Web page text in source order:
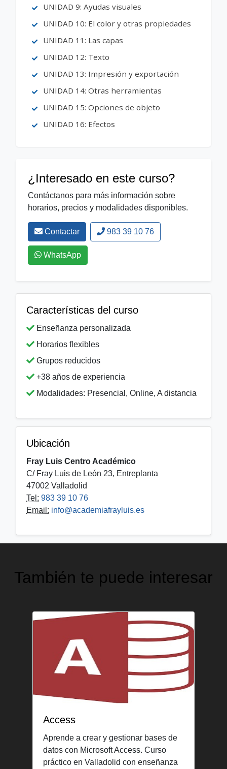
UNIDAD 9: Ayudas visuales
UNIDAD 10: El color y otras propiedades
UNIDAD 11: Las capas
UNIDAD 12: Texto
UNIDAD 13: Impresión y exportación
UNIDAD 14: Otras herramientas
UNIDAD 15: Opciones de objeto
UNIDAD 16: Efectos
¿Interesado en este curso?
Contáctanos para más información sobre
horarios, precios y modalidades disponibles.
Contactar 983 39 10 76
WhatsApp
Características del curso
Enseñanza personalizada
Horarios flexibles
Grupos reducidos
+38 años de experiencia
Modalidades: Presencial, Online, A distancia
Ubicación
Fray Luis Centro Académico
C/ Fray Luis de León 23, Entreplanta
47002 Valladolid
Tel: 983 39 10 76
Email: info@academiafrayluis.es
También te puede interesar
Access
Aprende a crear y gestionar bases de
datos con Microsoft Access. Curso
práctico en Valladolid con enseñanza